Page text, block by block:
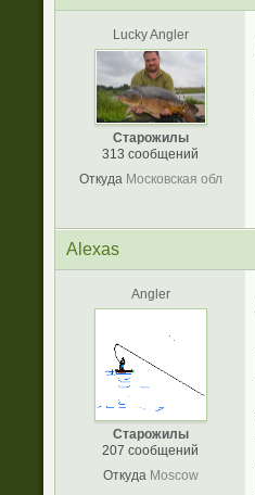
Lucky Angler
Старожилы
313 сообщений
Откуда Московская обл
Alexas
Angler
Старожилы
207 сообщений
Откуда Moscow